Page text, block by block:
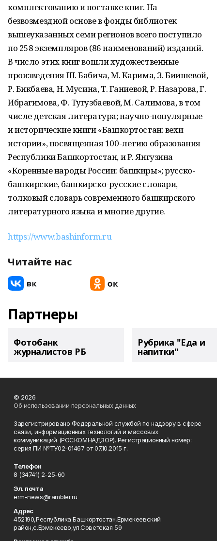
комплектованию и поставке книг. На
безвозмездной основе в фонды библиотек
вышеуказанных семи регионов всего поступило
по 258 экземпляров (86 наименований) изданий.
В число этих книг вошли художественные
произведения Ш. Бабича, М. Карима, З. Биишевой,
Р. Бикбаева, Н. Мусина, Т. Ганиевой, Р. Назарова, Г.
Ибрагимова, Ф. Тугузбаевой, М. Салимова, в том
числе детская литература; научно-популярные
и исторические книги «Башкортостан: вехи
истории», посвященная 100-летию образования
Республики Башкортостан, и Р. Янгузина
«Коренные народы России: башкиры»; русско-
башкирские, башкирско-русские словари,
толковый словарь современного башкирского
литературного языка и многие другие.
https://www.bashinform.ru
Читайте нас
Партнеры
Фотобанк
журналистов РБ
Рубрика "Еда и
напитки"
© 2026
Об использовании персональных данных
Зарегистрировано Федеральной службой по надзору в сфере
связи, информационных технологий и массовых
коммуникаций (РОСКОМНАДЗОР). Регистрационный номер:
серия ПИ №ТУ02-01467 от 07.10.2015 г.
Телефон
8 (34741) 2-25-60
Эл. почта
erm-news@rambler.ru
Адрес
452190,Республика Башкортостан,Ермекеевский
район,с.Ермекеево,ул.Советская 59